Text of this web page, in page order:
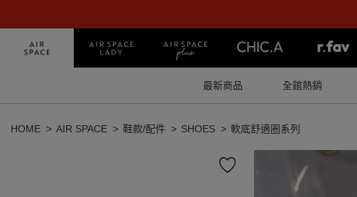
最新商品 全館熱銷
HOME AIR SPACE 鞋款/配件 SHOES 軟底舒適圈系列